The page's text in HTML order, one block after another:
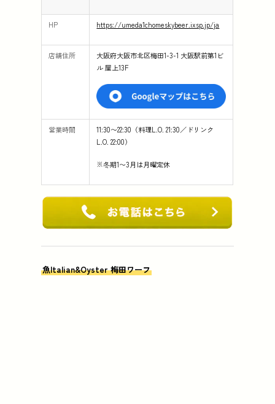
HP https://umeda1chomeskybeer.ixsp.jp/ja
店舗住所
大阪府大阪市北区梅田1-3-1 大阪駅前第1ビ
ル 屋上13F
営業時間
11:30〜22:30（料理L.O. 21:30／ドリンク
L.O. 22:00）
※冬期1〜3月は月曜定休
魚Italian&Oyster 梅田ワーフ